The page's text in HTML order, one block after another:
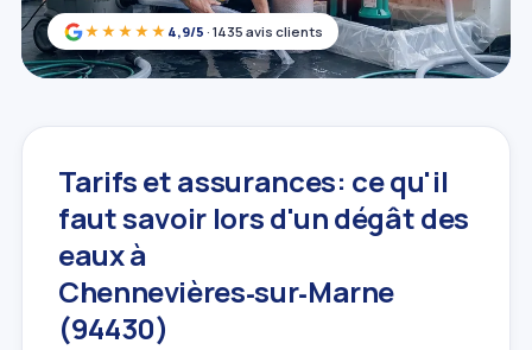
★★★★★ 4,9/5 · 1435 avis clients
Tarifs et assurances: ce qu'il
faut savoir lors d'un dégât des
eaux à
Chennevières‑sur‑Marne
(94430)